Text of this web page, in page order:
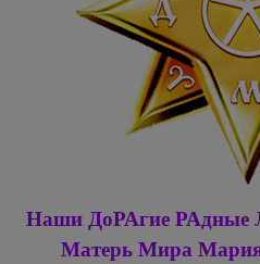
Наши ДоРАгие
Матерь Мира